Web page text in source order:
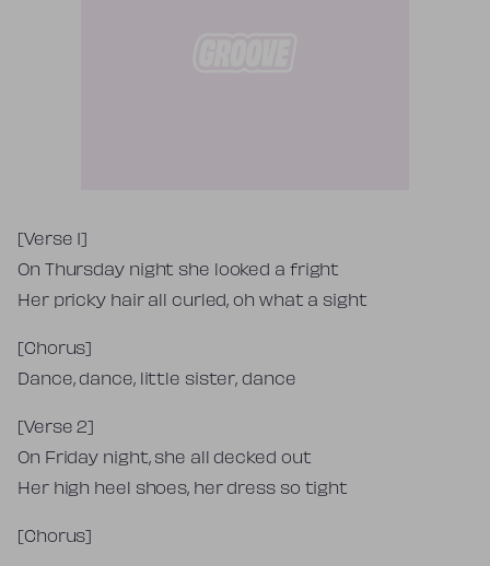
Tekst piosenki
[Verse 1]
On Thursday night she looked a fright
Her pricky hair all curled, oh what a sight
[Chorus]
Dance, dance, little sister, dance
[Verse 2]
On Friday night, she all decked out
Her high heel shoes, her dress so tight
[Chorus]